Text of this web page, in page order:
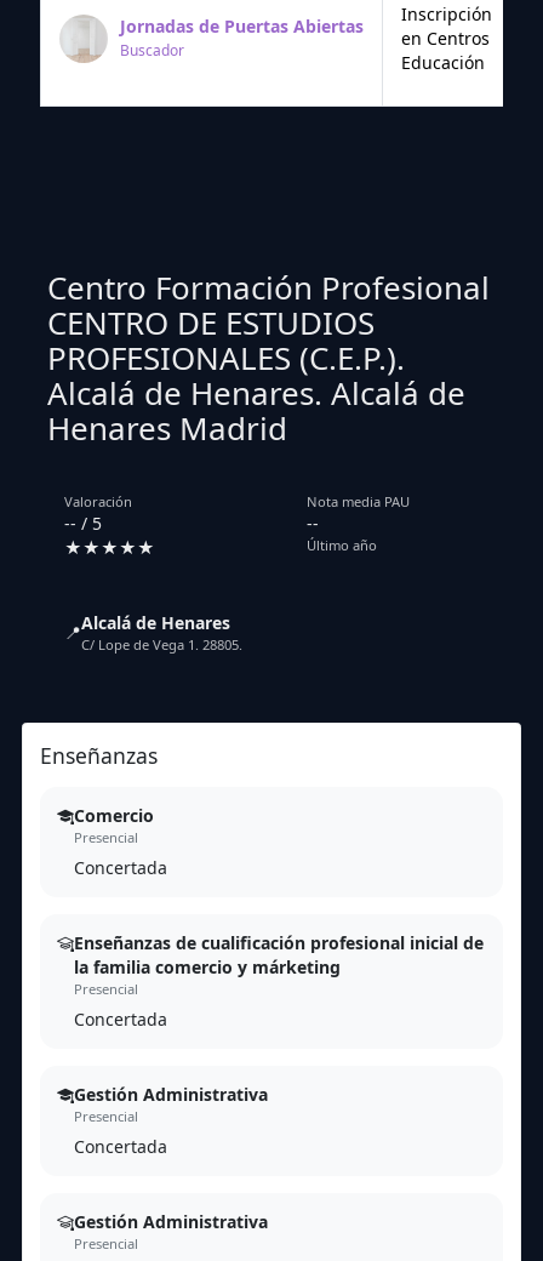
Jornadas de Puertas Abiertas
Buscador
Inscripción
en Centros
Educación
Centro Formación Profesional
CENTRO DE ESTUDIOS
PROFESIONALES (C.E.P.).
Alcalá de Henares. Alcalá de
Henares Madrid
Valoración
-- / 5
★★★★★
Nota media PAU
--
Último año
📍Alcalá de Henares
C/ Lope de Vega 1. 28805.
Enseñanzas
Comercio
Presencial
Concertada
Enseñanzas de cualificación profesional inicial de
la familia comercio y márketing
Presencial
Concertada
Gestión Administrativa
Presencial
Concertada
Gestión Administrativa
Presencial